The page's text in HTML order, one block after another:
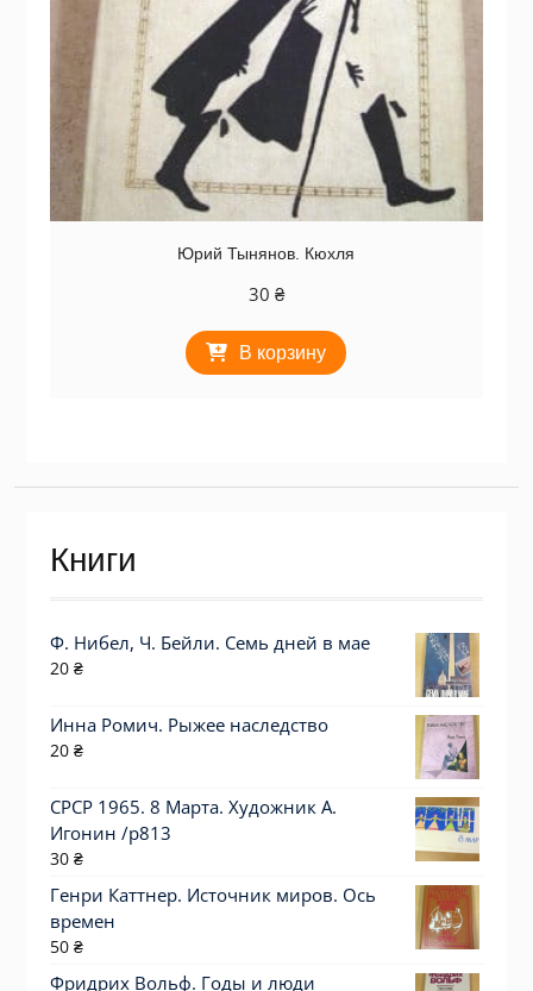
Юрий Тынянов. Кюхля
30 ₴
В корзину
Книги
Ф. Нибел, Ч. Бейли. Семь дней в мае
20 ₴
Инна Ромич. Рыжее наследство
20 ₴
СРСР 1965. 8 Марта. Художник А.
Игонин /р813
30 ₴
Генри Каттнер. Источник миров. Ось
времен
50 ₴
Фридрих Вольф. Годы и люди